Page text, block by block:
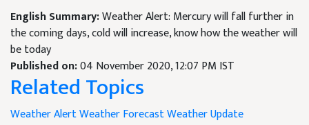
English Summary:Weather Alert: Mercury will fall further in
the coming days, cold will increase, know how the weather will
be today
Published on:04 November 2020, 12:07 PM IST
Related Topics
Weather AlertWeather ForecastWeather Update